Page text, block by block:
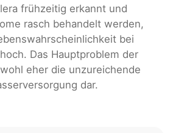
frühzeitig erkannt und
rasch behandelt werden,
bei
Das Hauptproblem der
eher die unzureichende
dar.